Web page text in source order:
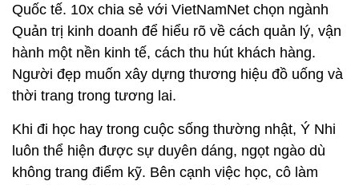
Quốc tế. 10x chia sẻ với VietNamNet chọn ngành
Quản trị kinh doanh để hiểu rõ về cách quản lý, vận
hành một nền kinh tế, cách thu hút khách hàng.
Người đẹp muốn xây dựng thương hiệu đồ uống và
thời trang trong tương lai.
Khi đi học hay trong cuộc sống thường nhật, Ý Nhi
luôn thể hiện được sự duyên dáng, ngọt ngào dù
không trang điểm kỹ. Bên cạnh việc học, cô làm